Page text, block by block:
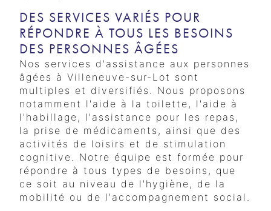
DES SERVICES VARIÉS POUR
RÉPONDRE À TOUS LES BESOINS
DES PERSONNES ÂGÉES
Nos services d'assistance aux personnes
âgées à Villeneuve-sur-Lot sont
multiples et diversifiés. Nous proposons
notamment l'aide à la toilette, l'aide à
l'habillage, l'assistance pour les repas,
la prise de médicaments, ainsi que des
activités de loisirs et de stimulation
cognitive. Notre équipe est formée pour
répondre à tous types de besoins, que
ce soit au niveau de l'hygiène, de la
mobilité ou de l'accompagnement social.